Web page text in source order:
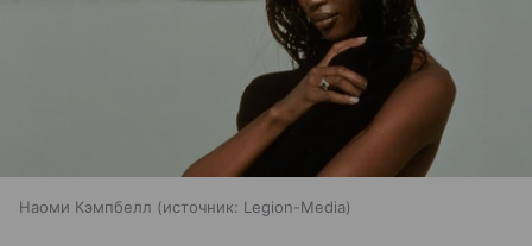
Наоми Кэмпбелл источник: Legion-Media